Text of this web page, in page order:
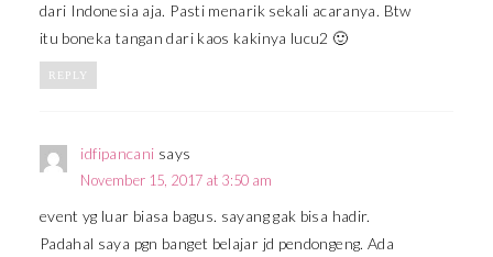
dari Indonesia aja. Pasti menarik sekali acaranya. Btw
itu boneka tangan dari kaos kakinya lucu2 🙂
REPLY
idfipancani says
November 15, 2017 at 3:50 am
event yg luar biasa bagus. sayang gak bisa hadir.
Padahal saya pgn banget belajar jd pendongeng. Ada